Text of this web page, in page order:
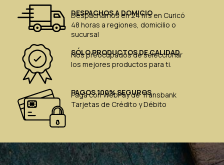
DESPACHOS A DOMICIO
Despachamos en 24 hrs en Curicó
48 horas a regiones, domicilio o
sucursal
SÓLO PRODUCTOS DE CALIDAD
Nos preocupados de seleccionar
los mejores productos para ti.
PAGOS 100% SEGUROS
Paga con WebPay de Transbank
Tarjetas de Crédito y Débito